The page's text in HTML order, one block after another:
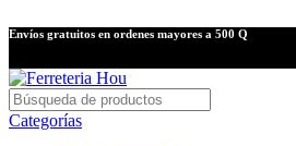
Envíos gratuitos en ordenes mayores a 500 Q
Categorías